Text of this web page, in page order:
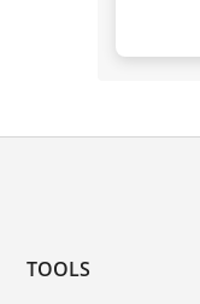
TOOLS